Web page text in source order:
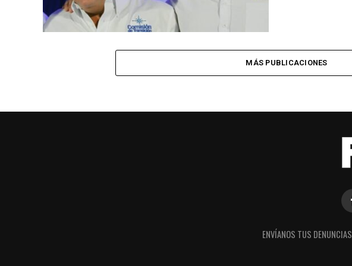
MÁS PUBLICACIONES
ENVÍANOS TUS DENUNCIAS